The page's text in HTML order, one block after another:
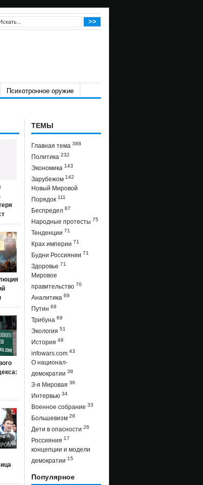
Психотронное оружие
ТЕМЫ
Главная тема 388
Политика 232
Экономика 143
Зарубежом 142
Новый Мировой
Порядок 111
Беспредел 87
Народные протесты 75
Тенденции 71
Крах империи 71
Будни Россиянии 71
Здоровье 71
Мировое
правительство 70
Аналитика 69
Путин 69
Трибуна 69
Экология 51
История 48
infowars.com 43
О национал-
демократии 38
З-я Мировая 36
Интервью 34
Военное собрание 33
Большевизм 28
Дети в опасности 26
Россияния 17
концепции и модели
демократии 15
Популярное